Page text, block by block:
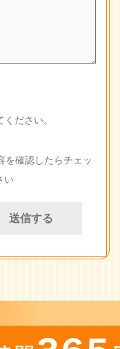
ださい。
を確認したらチェッ
い